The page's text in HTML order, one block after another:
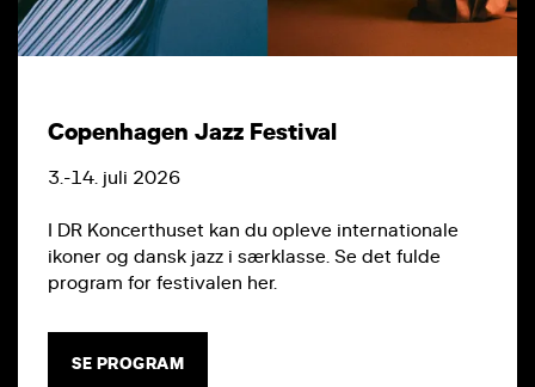
Copenhagen Jazz Festival
3.-14. juli 2026
I DR Koncerthuset kan du opleve internationale
ikoner og dansk jazz i særklasse. Se det fulde
program for festivalen her.
SE PROGRAM